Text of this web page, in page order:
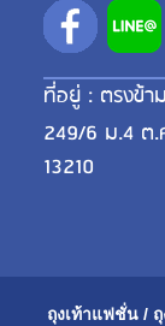
ที่อยู่ : ตรงข้า
249/6 ม.4 ต
13210
ถุงเท้าแฟชั่น /